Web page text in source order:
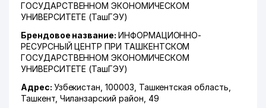
ГОСУДАРСТВЕННОМ ЭКОНОМИЧЕСКОМ
УНИВЕРСИТЕТЕ (ТашГЭУ)
Брендовое название: ИНФОРМАЦИОННО-
РЕСУРСНЫЙ ЦЕНТР ПРИ ТАШКЕНТСКОМ
ГОСУДАРСТВЕННОМ ЭКОНОМИЧЕСКОМ
УНИВЕРСИТЕТЕ (ТашГЭУ)
Адрес: Узбекистан, 100003, Ташкентская область
Ташкент, Чиланзарский район , 49